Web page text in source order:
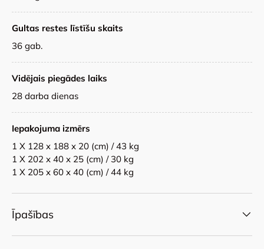
Gultas restes līstīšu skaits
36 gab.
Vidējais piegādes laiks
28 darba dienas
Iepakojuma izmērs
1 X 128 x 188 x 20 (cm) / 43 kg
1 X 202 x 40 x 25 (cm) / 30 kg
1 X 205 x 60 x 40 (cm) / 44 kg
Īpašības